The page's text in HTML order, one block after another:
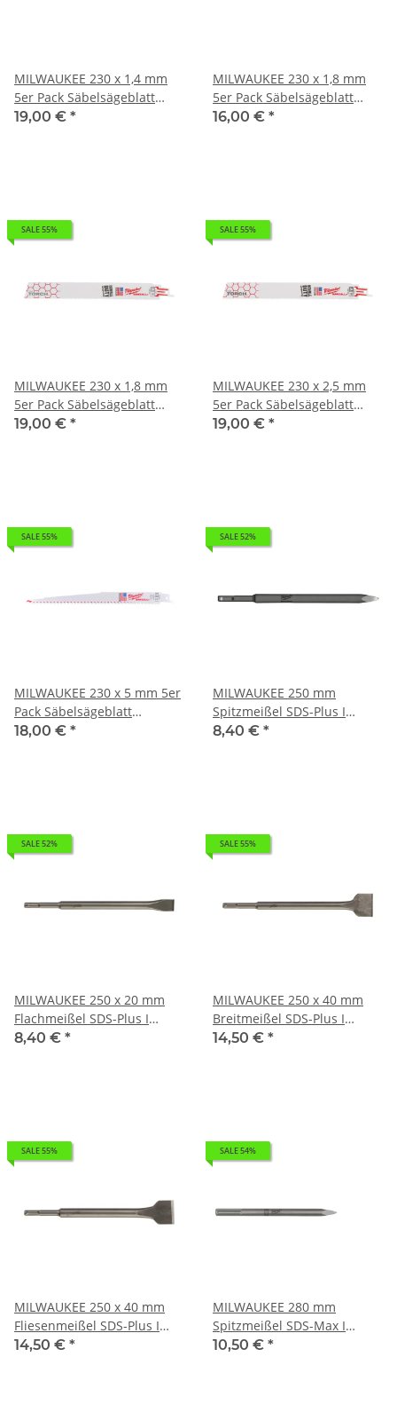
MILWAUKEE 230 x 1,4 mm
5er Pack Säbelsägeblatt
Metall THE TORCH I 0,244kg
19,00 € *
MILWAUKEE 230 x 1,8 mm
5er Pack Säbelsägeblatt
Metall I 0,154kg 48005187
16,00 € *
SALE 55%
MILWAUKEE 230 x 1,8 mm
5er Pack Säbelsägeblatt
Metall THE TORCH I 0,24kg
19,00 € *
SALE 55%
MILWAUKEE 230 x 2,5 mm
5er Pack Säbelsägeblatt
Metall THE TORCH I 0,236kg
19,00 € *
SALE 55%
MILWAUKEE 230 x 5 mm 5er
Pack Säbelsägeblatt
Demontage Universal I
18,00 € *
SALE 52%
MILWAUKEE 250 mm
Spitzmeißel SDS-Plus I
0,25kg 4932339625
8,40 € *
SALE 52%
MILWAUKEE 250 x 20 mm
Flachmeißel SDS-Plus I
0,25kg 4932339626
8,40 € *
SALE 55%
MILWAUKEE 250 x 40 mm
Breitmeißel SDS-Plus I
0,287kg 4932367146
14,50 € *
SALE 55%
MILWAUKEE 250 x 40 mm
Fliesenmeißel SDS-Plus I
0,334kg 4932353424
14,50 € *
SALE 54%
MILWAUKEE 280 mm
Spitzmeißel SDS-Max I
0,49kg 4932343734
10,50 € *